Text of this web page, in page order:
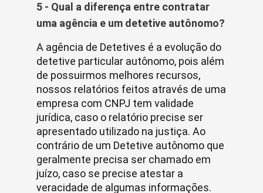
5 - Qual a diferença entre contratar
uma agência e um detetive autônomo?
A agência de Detetives é a evolução do
detetive particular autônomo, pois além
de possuirmos melhores recursos,
nossos relatórios feitos através de uma
empresa com CNPJ tem validade
jurídica, caso o relatório precise ser
apresentado utilizado na justiça. Ao
contrário de um Detetive autônomo que
geralmente precisa ser chamado em
juízo, caso se precise atestar a
veracidade de algumas informações.